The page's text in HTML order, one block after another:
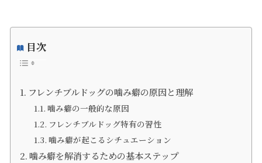
目次
フレンチブルドッグの噛み癖の原因と理解
噛み癖の一般的な原因
フレンチブルドッグ特有の習性
噛み癖が起こるシチュエーション
噛み癖を解消するための基本ステップ